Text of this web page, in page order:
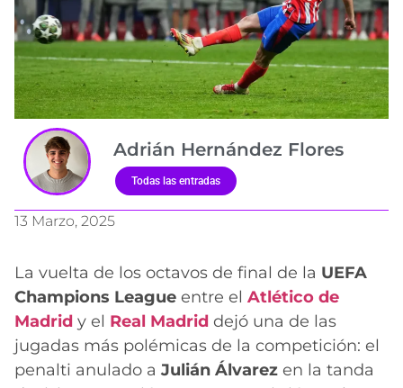
Adrián Hernández Flores
Todas las entradas
13 Marzo, 2025
La vuelta de los octavos de final de la UEFA
Champions League entre el Atlético de
Madrid y el Real Madrid dejó una de las
jugadas más polémicas de la competición: el
penalti anulado a Julián Álvarez en la tanda